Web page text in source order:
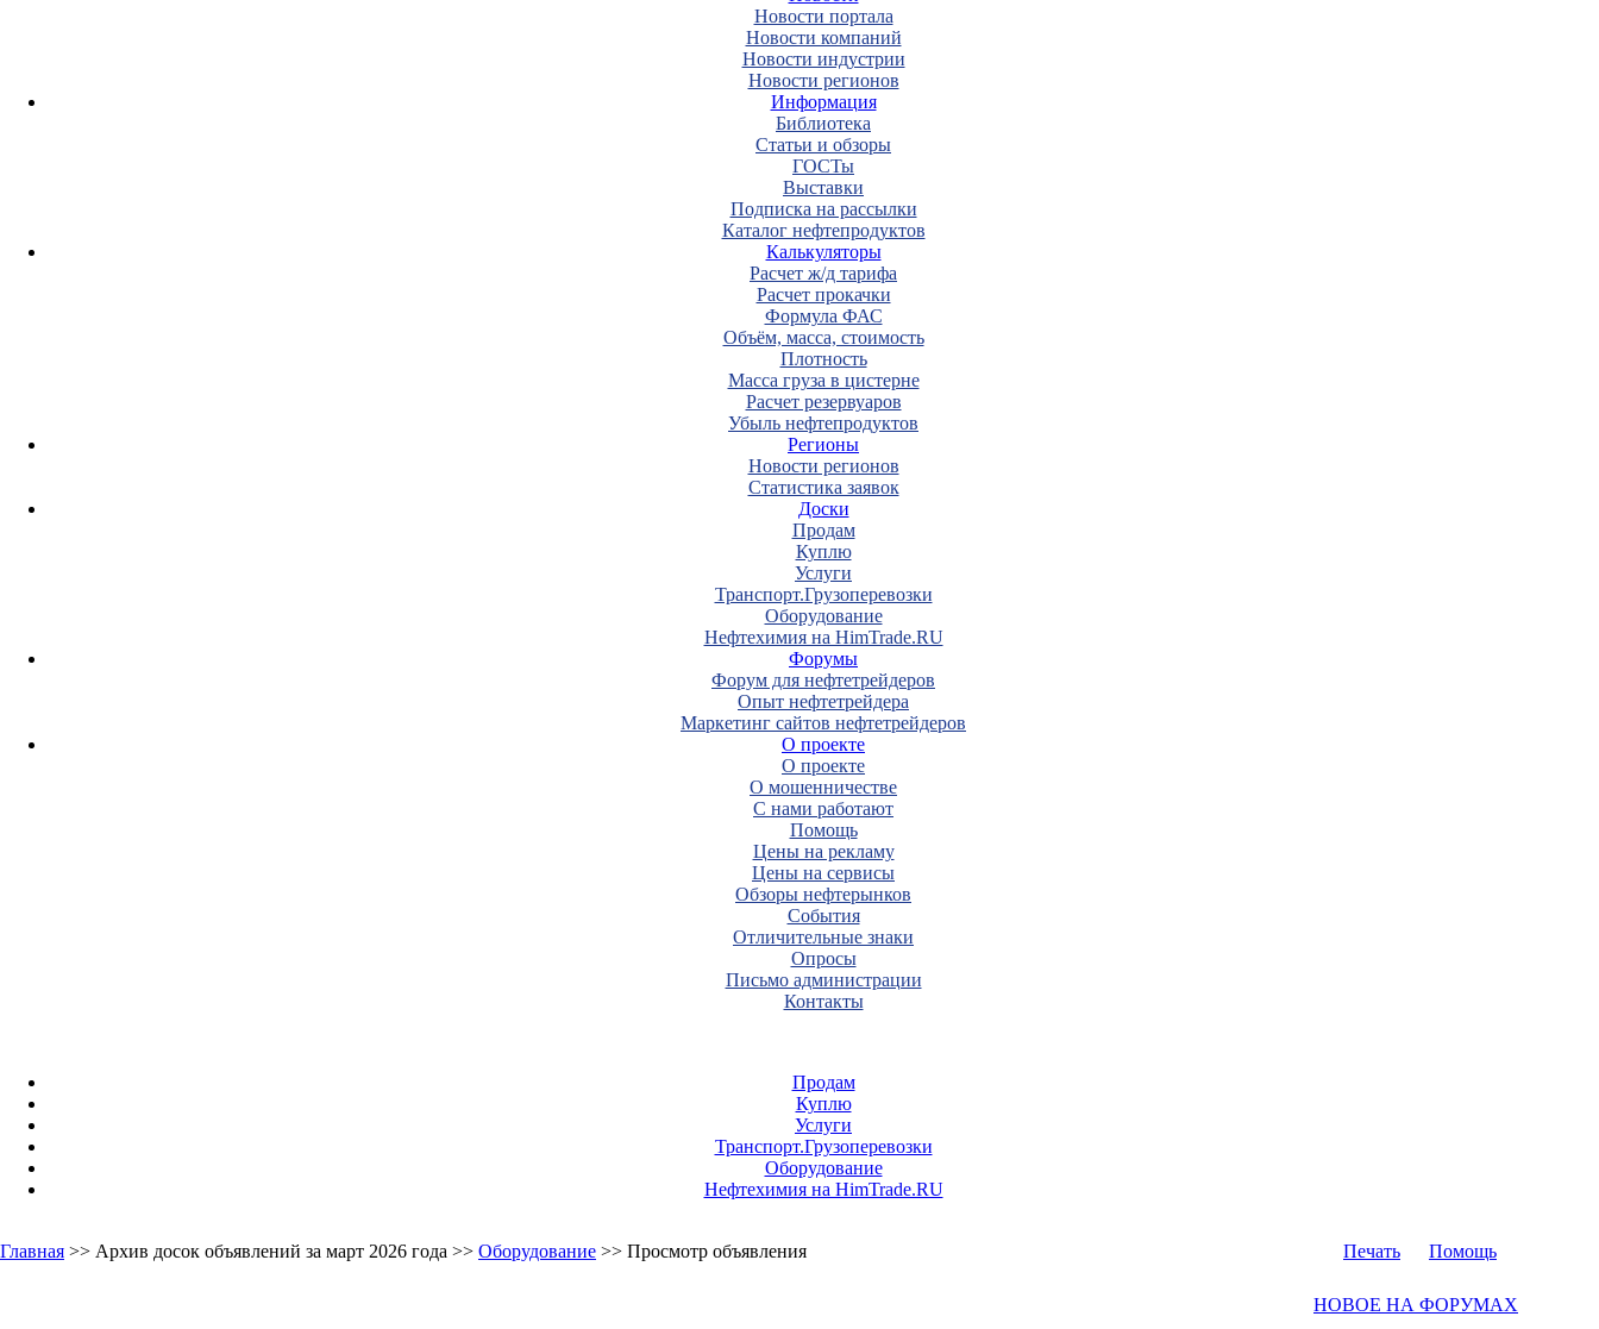
Новости портала
Новости компаний
Новости индустрии
Новости регионов
Информация
Библиотека
Статьи и обзоры
ГОСТы
Выставки
Подписка на рассылки
Каталог нефтепродуктов
Калькуляторы
Расчет ж/д тарифа
Расчет прокачки
Формула ФАС
Объём, масса, стоимость
Плотность
Масса груза в цистерне
Расчет резервуаров
Убыль нефтепродуктов
Регионы
Новости регионов
Статистика заявок
Доски
Продам
Куплю
Услуги
Транспорт.Грузоперевозки
Оборудование
Нефтехимия на HimTrade.RU
Форумы
Форум для нефтетрейдеров
Опыт нефтетрейдера
Маркетинг сайтов нефтетрейдеров
О проекте
О проекте
О мошенничестве
С нами работают
Помощь
Цены на рекламу
Цены на сервисы
Обзоры нефтерынков
События
Отличительные знаки
Опросы
Письмо администрации
Контакты
Продам
Куплю
Услуги
Транспорт.Грузоперевозки
Оборудование
Нефтехимия на HimTrade.RU
Главная >> Архив досок объявлений за март 2026 года >> Оборудование >> Просмотр объявления Печать Помощь
НОВОЕ НА ФОРУМАХ